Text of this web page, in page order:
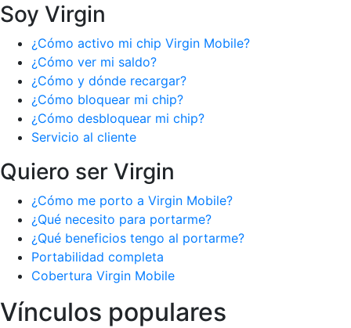
Soy Virgin
¿Cómo activo mi chip Virgin Mobile?
¿Cómo ver mi saldo?
¿Cómo y dónde recargar?
¿Cómo bloquear mi chip?
¿Cómo desbloquear mi chip?
Servicio al cliente
Quiero ser Virgin
¿Cómo me porto a Virgin Mobile?
¿Qué necesito para portarme?
¿Qué beneficios tengo al portarme?
Portabilidad completa
Cobertura Virgin Mobile
Vínculos populares